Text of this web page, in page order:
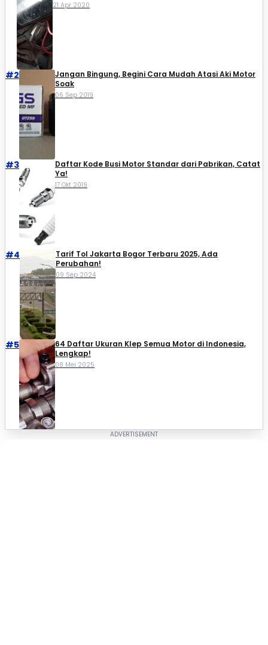
21 Apr 2020
#2
Jangan Bingung, Begini Cara Mudah Atasi Aki Motor
Soak
06 Sep 2019
#3
Daftar Kode Busi Motor Standar dari Pabrikan, Catat
Ya!
17 Okt 2019
#4
Tarif Tol Jakarta Bogor Terbaru 2025, Ada
Perubahan!
09 Sep 2024
#5
64 Daftar Ukuran Klep Semua Motor di Indonesia,
Lengkap!
08 Mei 2025